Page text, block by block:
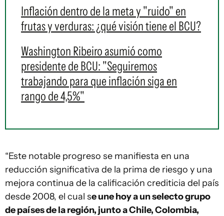
Inflación dentro de la meta y "ruido" en
frutas y verduras: ¿qué visión tiene el BCU?
Washington Ribeiro asumió como
presidente de BCU: "Seguiremos
trabajando para que inflación siga en
rango de 4,5%"
“Este notable progreso se manifiesta en una
reducción significativa de la prima de riesgo y una
mejora continua de la calificación crediticia del país
desde 2008, el cual se une hoy a un selecto grupo
de países de la región, junto a Chile, Colombia,